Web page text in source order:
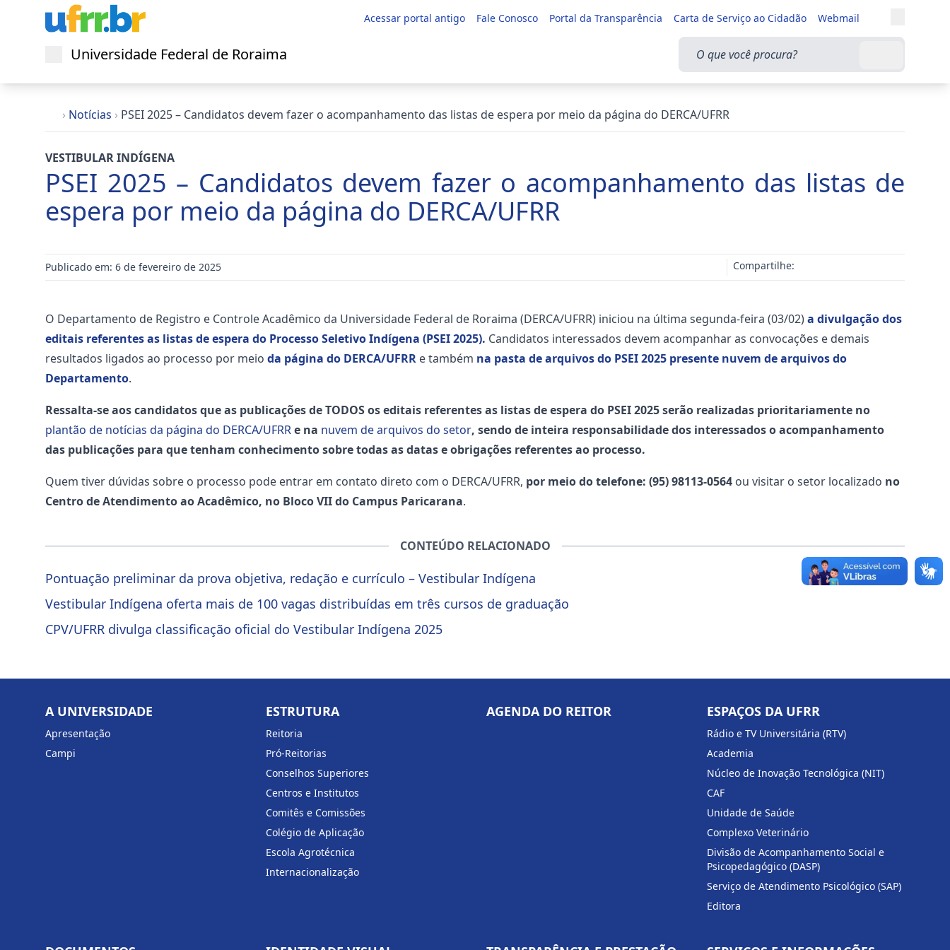
Acessar portal antigo Fale Conosco Portal da Transparência Carta de Serviço ao Cidadão Webmail
Alternar
Abrir menu
Universidade Federal de Roraima
O que você procura?
Buscar
› Notícias › PSEI 2025 – Candidatos devem fazer o acompanhamento das listas de espera por meio da página do DERCA/UFRR
VESTIBULAR INDÍGENA
PSEI 2025 – Candidatos devem fazer o acompanhamento das listas de
espera por meio da página do DERCA/UFRR
Publicado em: 6 de fevereiro de 2025 Compartilhe:
O Departamento de Registro e Controle Acadêmico da Universidade Federal de Roraima (DERCA/UFRR) iniciou na última segunda-feira (03/02)a divulgação dos
editais referentes as listas de espera do Processo Seletivo Indígena (PSEI 2025). Candidatos interessados devem acompanhar as convocações e demais
resultados ligados ao processo por meio da página do DERCA/UFRR e também na pasta de arquivos do PSEI 2025 presente nuvem de arquivos do
Departamento.
Ressalta-se aos candidatos que as publicações de TODOS os editais referentes as listas de espera do PSEI 2025 serão realizadas prioritariamente no
plantão de notícias da página do DERCA/UFRRe na nuvem de arquivos do setor, sendo de inteira responsabilidade dos interessados o acompanhamento
das publicações para que tenham conhecimento sobre todas as datas e obrigações referentes ao processo.
Quem tiver dúvidas sobre o processo pode entrar em contato direto com o DERCA/UFRR, por meio do telefone: (95) 98113-0564 ou visitar o setor localizado no
Centro de Atendimento ao Acadêmico, no Bloco VII do Campus Paricarana.
CONTEÚDO RELACIONADO
Pontuação preliminar da prova objetiva, redação e currículo – Vestibular Indígena
Vestibular Indígena oferta mais de 100 vagas distribuídas em três cursos de graduação
CPV/UFRR divulga classificação oficial do Vestibular Indígena 2025
A UNIVERSIDADE
Apresentação
Campi
ESTRUTURA
Reitoria
Pró-Reitorias
Conselhos Superiores
Centros e Institutos
Comitês e Comissões
Colégio de Aplicação
Escola Agrotécnica
Internacionalização
AGENDA DO REITOR ESPAÇOS DA UFRR
Rádio e TV Universitária (RTV)
Academia
Núcleo de Inovação Tecnológica (NIT)
CAF
Unidade de Saúde
Complexo Veterinário
Divisão de Acompanhamento Social e
Psicopedagógico (DASP)
Serviço de Atendimento Psicológico (SAP)
Editora